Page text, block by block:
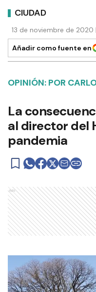
CIUDAD
13 de noviembre de 2020
Añadir como fuente en
OPINIÓN: POR
La
al director del
pandemia
Ads